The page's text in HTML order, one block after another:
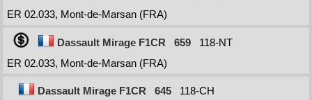
ER 02.033, Mont-de-Marsan (FRA)
Dassault Mirage F1CR 659
118-NT
ER 02.033, Mont-de-Marsan (FRA)
Dassault Mirage F1CR 645
118-CH